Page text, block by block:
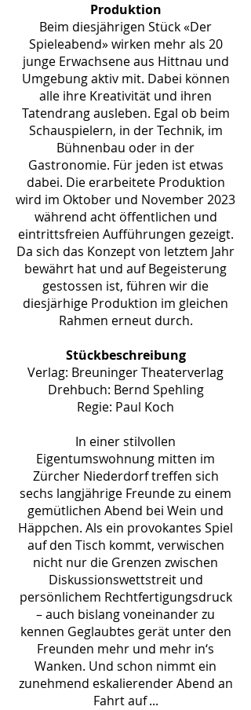
Produktion
Beim diesjährigen Stück «Der
Spieleabend» wirken mehr als 20
junge Erwachsene aus Hittnau und
Umgebung aktiv mit. ­Dabei können
alle ihre Kreativität und ihren
Tatendrang ausleben. Egal ob beim
Schauspielern, in der Technik, im
Bühnenbau oder in der
Gastronomie. Für jeden ist etwas
dabei. Die erarbeitete Produktion
wird im Oktober und November 2023
während acht öffent­lichen und
eintrittsfreien Aufführungen gezeigt.
Da sich das Konzept von letztem Jahr
bewährt hat und auf Begeisterung
gestossen ist, führen wir die
diesjärhige Produktion im gleichen
Rahmen erneut durch.
Stückbeschreibung
Verlag: Breuninger Theaterverlag
Drehbuch: Bernd Spehling
Regie: Paul Koch
In einer stilvollen
Eigentumswohnung mitten im
Zürcher Niederdorf treffen sich
sechs langjährige Freunde zu einem
gemütlichen Abend bei Wein und
Häppchen. Als ein provokantes Spiel
auf den Tisch kommt, verwischen
nicht nur die Grenzen zwischen
Diskussionswettstreit und
persönlichem Rechtfertigungsdruck
– auch bislang voneinander zu
kennen Geglaubtes gerät unter den
Freunden mehr und mehr in‘s
Wanken. Und schon nimmt ein
zunehmend eskalierender Abend an
Fahrt auf ...